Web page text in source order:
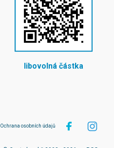
libovolná částka
Ochrana osobních údajů